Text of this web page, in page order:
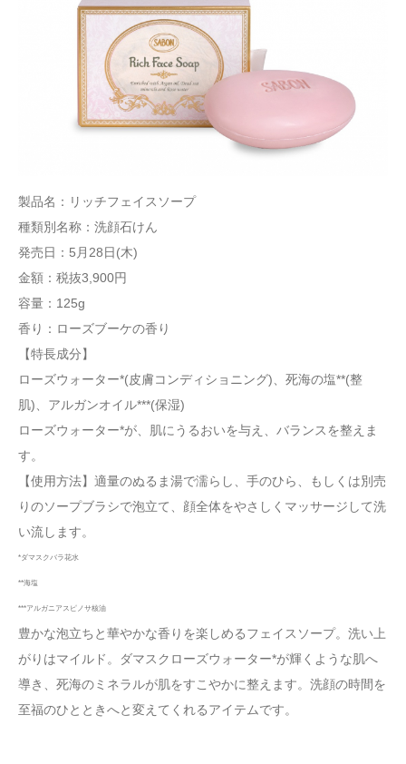
製品名：リッチフェイスソープ
種類別名称：洗顔石けん
発売日：5月28日(木)
金額：税抜3,900円
容量：125g
香り：ローズブーケの香り
【特長成分】
ローズウォーター*(皮膚コンディショニング)、死海の塩**(整
肌)、アルガンオイル***(保湿)
ローズウォーター*が、肌にうるおいを与え、バランスを整えま
す。
【使用方法】適量のぬるま湯で濡らし、手のひら、もしくは別売
りのソープブラシで泡立て、顔全体をやさしくマッサージして洗
い流します。
*ダマスクバラ花水
**海塩
***アルガニアスピノサ核油
豊かな泡立ちと華やかな香りを楽しめるフェイスソープ。洗い上
がりはマイルド。ダマスクローズウォーター*が輝くような肌へ
導き、死海のミネラルが肌をすこやかに整えます。洗顔の時間を
至福のひとときへと変えてくれるアイテムです。